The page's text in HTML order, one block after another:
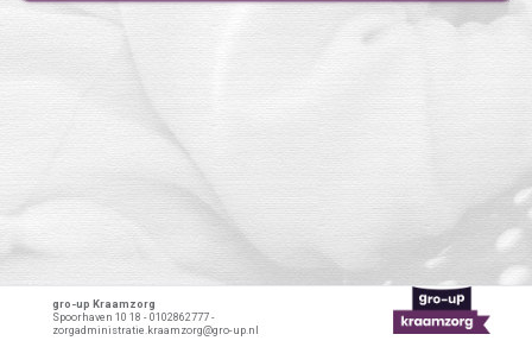
gro-up Kraamzorg
Spoorhaven 10 18 - 0102862777 -
zorgadministratie.kraamzorg@gro-up.nl